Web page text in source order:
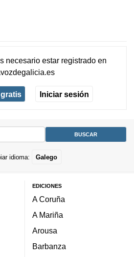
necesario estar registradoen
Iniciar sesión
idioma: Galego
EDICIONES
A Coruña
A Mariña
Arousa
Barbanza